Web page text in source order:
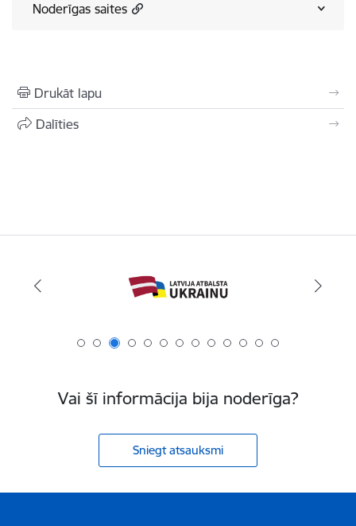
Noderīgas saites
Drukāt lapu
Dalīties
Vai šī informācija bija noderīga?
Sniegt atsauksmi